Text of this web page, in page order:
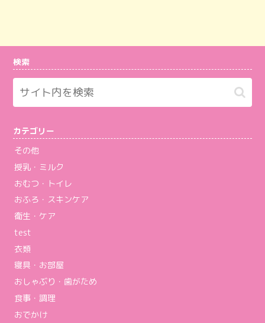
検索
カテゴリー
その他
授乳・ミルク
おむつ・トイレ
おふろ・スキンケア
衛生・ケア
test
衣類
寝具・お部屋
おしゃぶり・歯がため
食事・調理
おでかけ